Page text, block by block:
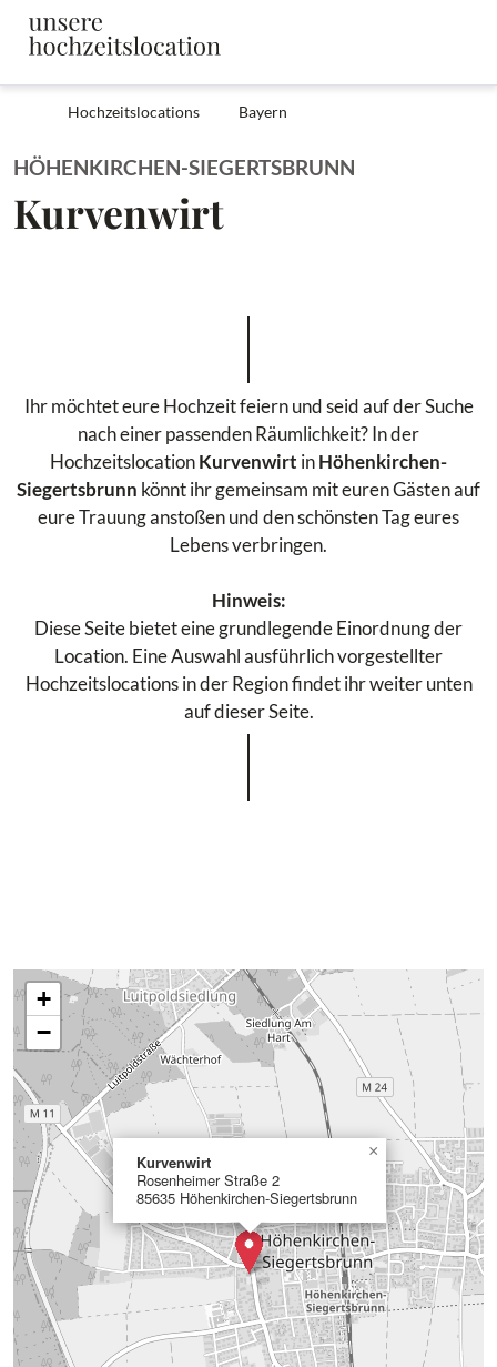
Hochzeitslocations Bayern
HÖHENKIRCHEN-SIEGERTSBRUNN
Kurvenwirt
Ihr möchtet eure Hochzeit feiern und seid auf der Suche
nach einer passenden Räumlichkeit? In der
HochzeitslocationKurvenwirt inHöhenkirchen-
Siegertsbrunn könnt ihr gemeinsam mit euren Gästen auf
eure Trauung anstoßen und den schönsten Tag eures
Lebens verbringen.
Hinweis:
Diese Seite bietet eine grundlegende Einordnung der
Location. Eine Auswahl ausführlich vorgestellter
Hochzeitslocations in der Region findet ihr weiter unten
auf dieser Seite.
Kurvenwirt
Rosenheimer Straße 2
85635 Höhenkirchen-Siegertsbrunn
×
+
−